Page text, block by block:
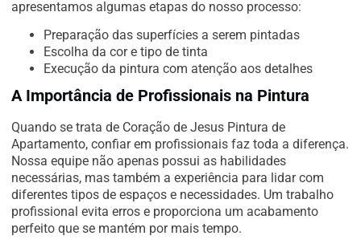
apresentamos algumas etapas do nosso processo:
Preparação das superfícies a serem pintadas
Escolha da cor e tipo de tinta
Execução da pintura com atenção aos detalhes
A Importância de Profissionais na Pintura
Quando se trata de Coração de Jesus Pintura de
Apartamento, confiar em profissionais faz toda a diferença.
Nossa equipe não apenas possui as habilidades
necessárias, mas também a experiência para lidar com
diferentes tipos de espaços e necessidades. Um trabalho
profissional evita erros e proporciona um acabamento
perfeito que se mantém por mais tempo.